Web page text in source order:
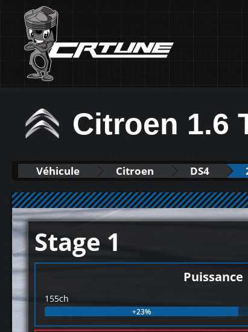
Citroen 1.6
Véhicule Citroen DS4
Stage 1
Puissance
155ch
+23%